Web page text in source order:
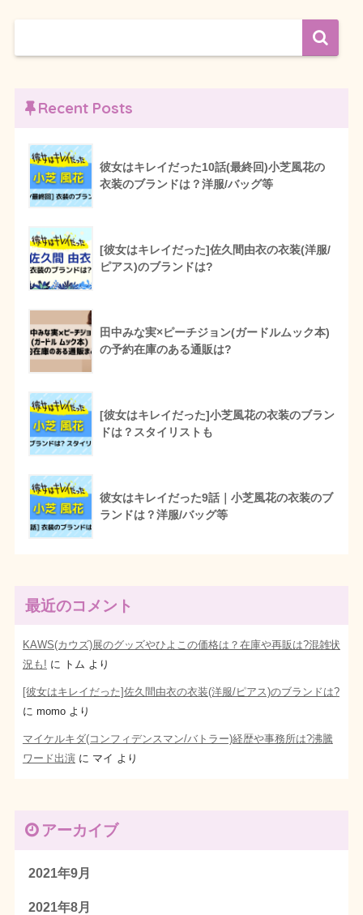
Recent Posts
彼女はキレイだった10話(最終回)小芝風花の
衣装のブランドは？洋服/バッグ等
[彼女はキレイだった]佐久間由衣の衣装(洋服/
ピアス)のブランドは?
田中みな実×ピーチジョン(ガードルムック本)
の予約在庫のある通販は?
[彼女はキレイだった]小芝風花の衣装のブラン
ドは？スタイリストも
彼女はキレイだった9話｜小芝風花の衣装のブ
ランドは？洋服/バッグ等
最近のコメント
KAWS(カウズ)展のグッズやひよこの価格は？在庫や再販は?混雑状
況も! に トム より
[彼女はキレイだった]佐久間由衣の衣装(洋服/ピアス)のブランドは?
に momoより
マイケルキダ(コンフィデンスマン/バトラー)経歴や事務所は?沸騰
ワード出演に マイ より
アーカイブ
2021年9月
2021年8月